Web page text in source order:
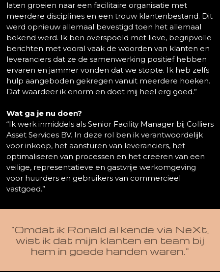
laten groeien naar een facilitaire organisatie met
meerdere disciplines en een trouw klantenbestand. Dit
werd opnieuw allemaal bevestigd toen het allemaal
bekend werd. Ik ben overspoeld met lieve, begripvolle
berichten met vooral vaak de woorden van klanten en
leveranciers dat ze de samenwerking positief hebben
ervaren en jammer vonden dat we stopte. Ik heb zelfs
hulp aangeboden gekregen vanuit meerdere hoeken.
Dat waardeer ik enorm en doet mij heel erg goed.”
Wat ga je nu doen?
“Ik werk inmiddels als Senior Facility Manager bij Colliers
Asset Services BV. In deze rol ben ik verantwoordelijk
voor inkoop, het aansturen van leveranciers, het
optimaliseren van processen en het creëren van een
veilige, representatieve en gastvrije werkomgeving
voor huurders en gebruikers van commercieel
vastgoed.”
"Omdat ik Ronald al kende via NeXt,
wist ik dat mijn klanten en team bij
hem in goede handen waren."